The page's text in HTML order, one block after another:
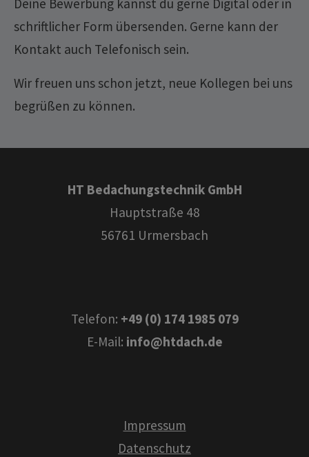
schriftlicher Form übersenden. Gerne kann der
Kontakt auch Telefonisch sein.
Wir freuen uns schon jetzt, neue Kollegen bei uns
begrüßen zu können.
HT Bedachungstechnik GmbH
Hauptstraße 48
56761 Urmersbach
Telefon: +49 (0) 174 1985 079
E-Mail: info@htdach.de
Impressum
Datenschutz